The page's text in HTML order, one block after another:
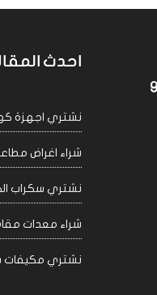
احدث
نشتري اجهزة
شراء اغراض مطاعم
نشتري سكراب الكويت |
شراء معدات مقاهي
نشتري مكيفات سكراب |